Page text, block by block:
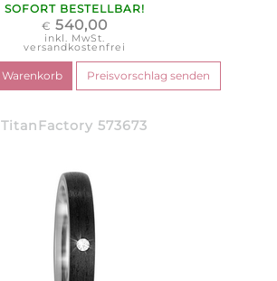
SOFORT BESTELLBAR!
€ 540,00
inkl. MwSt.
versandkostenfrei
TitanFactory 573673